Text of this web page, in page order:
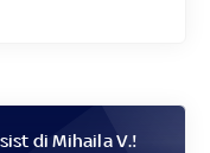
diMihaila V.!